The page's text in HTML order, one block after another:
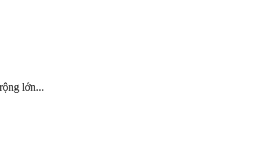
lớn...